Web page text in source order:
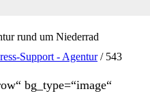
rund um Niederrad
Support - Agentur / 543
bg_type=“image“